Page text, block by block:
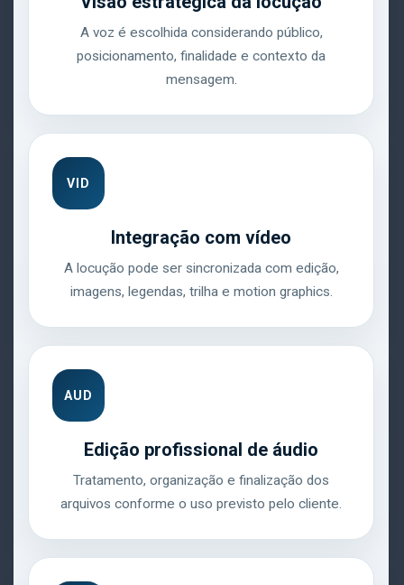
A voz é escolhida considerando público,
posicionamento, finalidade e contexto da
mensagem.
VID
Integração com vídeo
A locução pode ser sincronizada com edição,
imagens, legendas, trilha e motion graphics.
AUD
Edição profissional de áudio
Tratamento, organização e finalização dos
arquivos conforme o uso previsto pelo cliente.